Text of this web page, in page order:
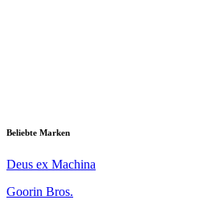
Beliebte Marken
Deus ex Machina
Goorin Bros.